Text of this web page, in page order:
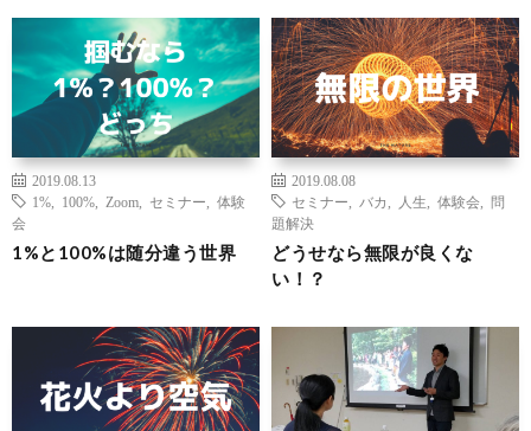
2019.08.13
1%
100% Zoom セミナー
体験
会
1%と100%は随分違う世界
2019.08.08
セミナー
バカ 人生 体験会
問
題解決
どうせなら無限が良くな
い！？